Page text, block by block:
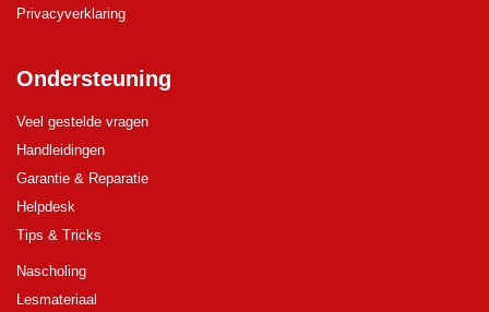
Privacyverklaring
Ondersteuning
Veel gestelde vragen
Handleidingen
Garantie & Reparatie
Helpdesk
Tips & Tricks
Nascholing
Lesmateriaal